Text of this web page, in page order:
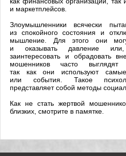
и маркетплейсов.
Злоумышленники всячески
из спокойного состояния и
мышление. Для этого они
и оказывать давление или,
заинтересовать и обрадовать
мошенников часто выглядят
так как они используют
или события. Такое
представляет собой методы
Как не стать жертвой
близких, смотрите в памятке.